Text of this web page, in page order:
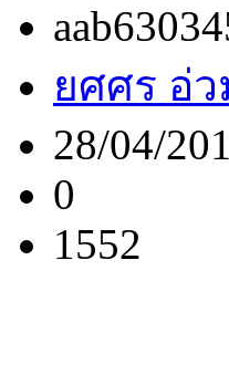
ยศศร อ่
28/04/
0
1552